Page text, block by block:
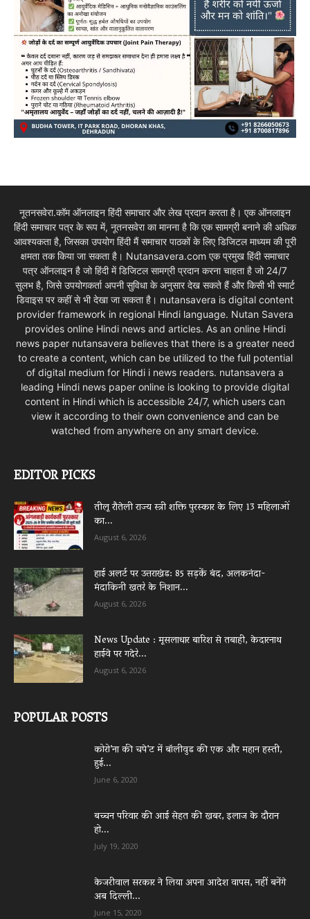
नूतनसवेरा.कॉम ऑनलाइन हिंदी समाचार और लेख प्रदान करता है। एक ऑनलाइन
हिंदी समाचार पत्र के रूप में, नूतनसवेरा का मानना है कि एक सामग्री बनाने की अधिक
आवश्यकता है, जिसका उपयोग हिंदी मैं समाचार पाठकों के लिए डिजिटल माध्यम की पूरी
क्षमता तक किया जा सकता है। Nutansavera.com एक प्रमुख हिंदी समाचार
पत्र ऑनलाइन है जो हिंदी में डिजिटल सामग्री प्रदान करना चाहता है जो 24/7
सुलभ है, जिसे उपयोगकर्ता अपनी सुविधा के अनुसार देख सकते हैं और किसी भी स्मार्ट
डिवाइस पर कहीं से भी देखा जा सकता है। nutansavera is digital content
provider framework in regional Hindi language. Nutan Savera
provides online Hindi news and articles. As an online Hindi
news paper nutansavera believes that there is a greater need
to create a content, which can be utilized to the full potential
of digital medium for Hindi i news readers. nutansavera a
leading Hindi news paper online is looking to provide digital
content in Hindi which is accessible 24/7, which users can
view it according to their own convenience and can be
watched from anywhere on any smart device.
EDITOR PICKS
तीलू रौतेली राज्य स्त्री शक्ति पुरस्कार के लिए 13 महिलाओं
का...
August 6, 2026
हाई अलर्ट पर उत्तराखंड: 85 सड़कें बंद, अलकनंदा-
मंदाकिनी खतरे के निशान...
August 6, 2026
News Update : मूसलाधार बारिश से तबाही, केदारनाथ
हाईवे पर गदेरे...
August 6, 2026
POPULAR POSTS
कोरो’ना की चपे’ट में बॉलीवुड की एक और महान हस्ती,
हुई...
June 6, 2020
बच्चन परिवार की आई सेहत की खबर, इलाज के दौरान
हो...
July 19, 2020
केजरीवाल सरकार ने लिया अपना आदेश वापस, नहीं बनेंगे
अब दिल्ली...
June 15, 2020